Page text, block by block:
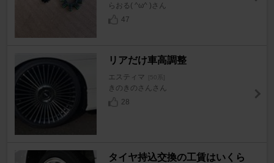
らおる( ^ω^ )さん
47
リアだけ車高調整
エスティマ [50系]
きのきのさんさん
28
タイヤ持込交換の工賃はいくら